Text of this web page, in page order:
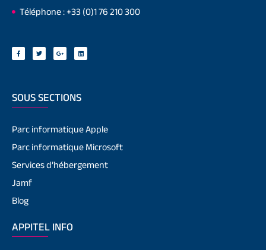
Téléphone : +33 (0)1 76 210 300
SOUS SECTIONS
Parc informatique Apple
Parc informatique Microsoft
Services d’hébergement
Jamf
Blog
APPITEL INFO